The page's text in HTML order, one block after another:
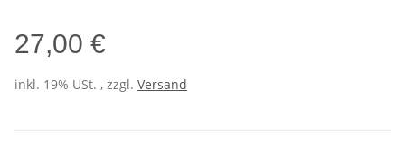
27,00 €
inkl. 19% USt. , zzgl. Versand